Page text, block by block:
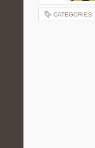
CATEGORIES: